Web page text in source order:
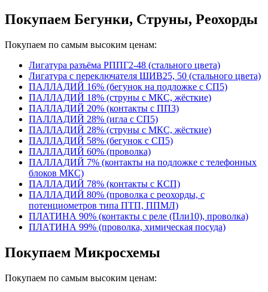
Покупаем Бегунки, Струны, Реохорды
Покупаем по самым высоким ценам:
Лигатура разъёма РППГ2-48 (стального цвета)
Лигатура с переключателя ШИВ25, 50 (стального цвета)
ПАЛЛАДИЙ 16% (бегунок на подложке с СП5)
ПАЛЛАДИЙ 18% (струны с МКС, жёсткие)
ПАЛЛАДИЙ 20% (контакты с ПП3)
ПАЛЛАДИЙ 28% (игла с СП5)
ПАЛЛАДИЙ 28% (струны с МКС, жёсткие)
ПАЛЛАДИЙ 58% (бегунок с СП5)
ПАЛЛАДИЙ 60% (проволка)
ПАЛЛАДИЙ 7% (контакты на подложке с телефонных
блоков МКС)
ПАЛЛАДИЙ 78% (контакты с КСП)
ПАЛЛАДИЙ 80% (проволка с реохорды, с
потенциометров типа ПТП, ППМЛ)
ПЛАТИНА 90% (контакты с реле (Пли10), проволка)
ПЛАТИНА 99% (проволка, химическая посуда)
Покупаем Микросхемы
Покупаем по самым высоким ценам: